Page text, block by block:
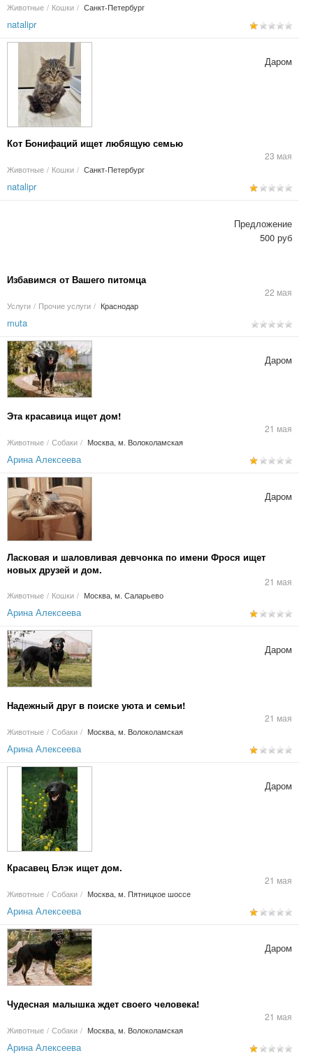
Животные / Кошки / Санкт-Петербург
natalipr
Кот Бонифаций ищет любящую семью
23 мая
Животные / Кошки / Санкт-Петербург
Даром
natalipr
Избавимся от Вашего питомца
22 мая
Услуги / Прочие услуги / Краснодар
Предложение
500 руб
muta
Эта красавица ищет дом!
21 мая
Животные / Собаки / Москва, м. Волоколамская
Даром
Арина Алексеева
Ласковая и шаловливая девчонка по имени Фрося ищет
новых друзей и дом.
21 мая
Животные / Кошки / Москва, м. Саларьево
Даром
Арина Алексеева
Надежный друг в поиске уюта и семьи!
21 мая
Животные / Собаки / Москва, м. Волоколамская
Даром
Арина Алексеева
Красавец Блэк ищет дом.
21 мая
Животные / Собаки / Москва, м. Пятницкое шоссе
Даром
Арина Алексеева
Чудесная малышка ждет своего человека!
21 мая
Животные / Собаки / Москва, м. Волоколамская
Даром
Арина Алексеева